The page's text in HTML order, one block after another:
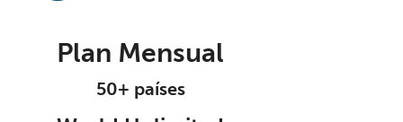
Plan Mensual
50+ países